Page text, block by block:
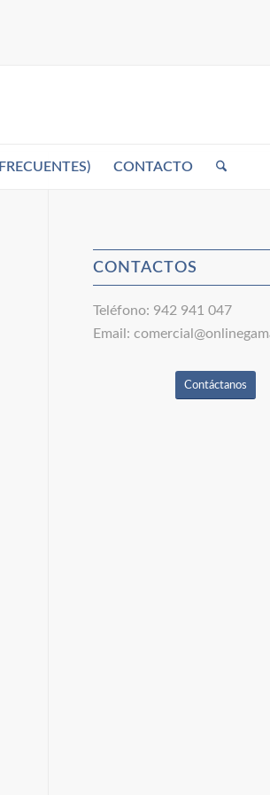
CONTACTO
CONTACTOS
Teléfono: 942 941 047
Email:
Contáctanos